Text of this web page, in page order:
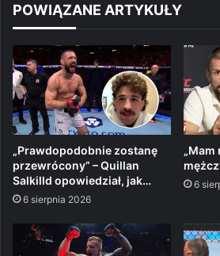
POWIĄZANE ARTYKUŁY
„Prawdopodobnie zostanę
przewrócony” – Quillan
Salkilld opowiedział, jak…
6 sierpnia 2026
„Mam
6